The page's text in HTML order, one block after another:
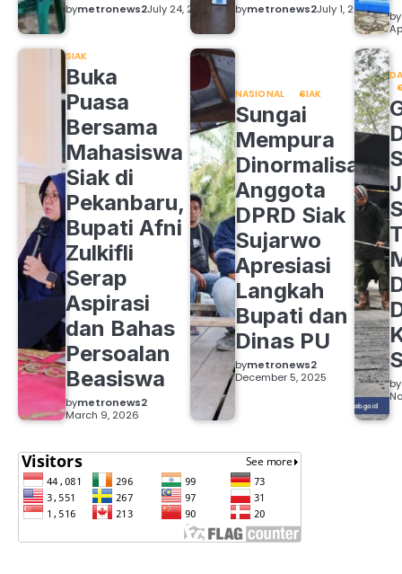
bymetronews2July 24, 2026 bymetronews2July 1, 2026 by
SIAK
Buka
Puasa
Bersama
Mahasiswa
Siak di
Pekanbaru,
Bupati Afni
Zulkifli
Serap
Aspirasi
dan Bahas
Persoalan
Beasiswa
bymetronews2
March 9, 2026
NASIONAL SIAK
Sungai
Mempura
Dinormalisasi,
Anggota
DPRD Siak
Sujarwo
Apresiasi
Langkah
Bupati dan
Dinas PU
bymetronews2
December 5, 2025
by